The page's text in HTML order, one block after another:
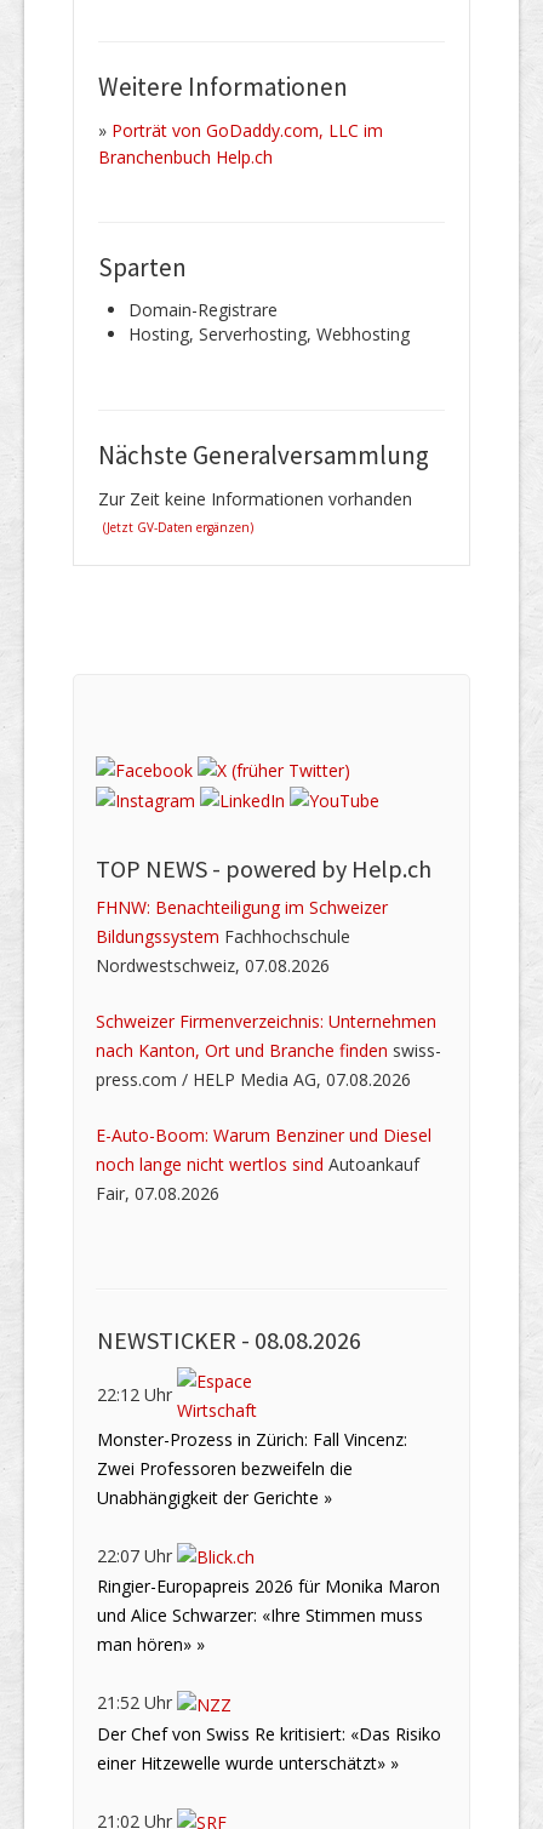
Weitere Informationen
» Porträt von GoDaddy.com, LLC im
Branchenbuch Help.ch
Sparten
Domain-Registrare
Hosting, Serverhosting, Webhosting
Nächste Generalversammlung
Zur Zeit keine Informationen vorhanden
(Jetzt GV-Daten ergänzen)
TOP NEWS - powered by Help.ch
FHNW: Benachteiligung im Schweizer
Bildungssystem Fachhochschule
Nordwestschweiz, 07.08.2026
Schweizer Firmenverzeichnis: Unternehmen
nach Kanton, Ort und Branche finden swiss-
press.com / HELP Media AG, 07.08.2026
E-Auto-Boom: Warum Benziner und Diesel
noch lange nicht wertlos sind Autoankauf
Fair, 07.08.2026
NEWSTICKER - 08.08.2026
22:12 Uhr
Monster-Prozess in Zürich: Fall Vincenz:
Zwei Professoren bezweifeln die
Unabhängigkeit der Gerichte »
22:07 Uhr
Ringier-Europapreis 2026 für Monika Maron
und Alice Schwarzer: «Ihre Stimmen muss
man hören» »
21:52 Uhr
Der Chef von Swiss Re kritisiert: «Das Risiko
einer Hitzewelle wurde unterschätzt» »
21:02 Uhr